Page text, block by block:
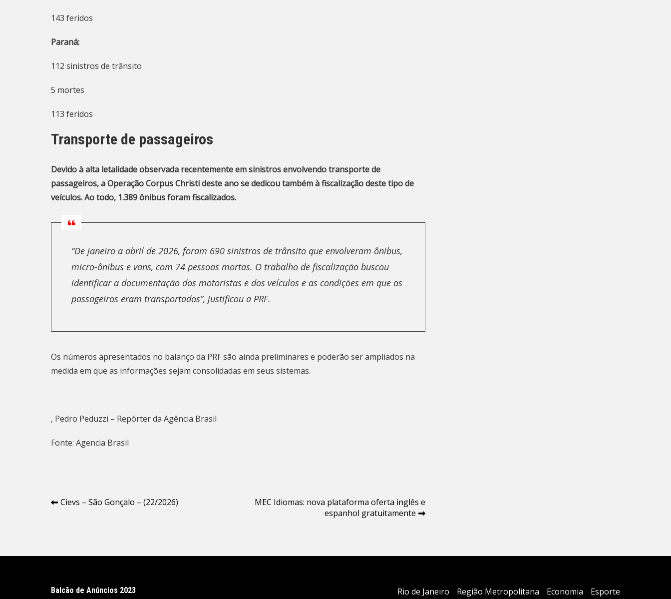
143 feridos
Paraná:
112 sinistros de trânsito
5 mortes
113 feridos
Transporte de passageiros
Devido à alta letalidade observada recentemente em sinistros envolvendo transporte de
passageiros, a Operação Corpus Christi deste ano se dedicou também à fiscalização deste tipo de
veículos. Ao todo, 1.389 ônibus foram fiscalizados.
“De janeiro a abril de 2026, foram 690 sinistros de trânsito que envolveram ônibus,
micro-ônibus e vans, com 74 pessoas mortas. O trabalho de fiscalização buscou
identificar a documentação dos motoristas e dos veículos e as condições em que os
passageiros eram transportados”, justificou a PRF.
Os números apresentados no balanço da PRF são ainda preliminares e poderão ser ampliados na
medida em que as informações sejam consolidadas em seus sistemas.
, Pedro Peduzzi – Repórter da Agência Brasil
Fonte: Agencia Brasil
Navegação
Cievs – São Gonçalo – (22/2026)
MEC Idiomas: nova plataforma oferta inglês e
espanhol gratuitamente
Balcão de Anúncios 2023 Rio de Janeiro Região Metropolitana Economia Esporte